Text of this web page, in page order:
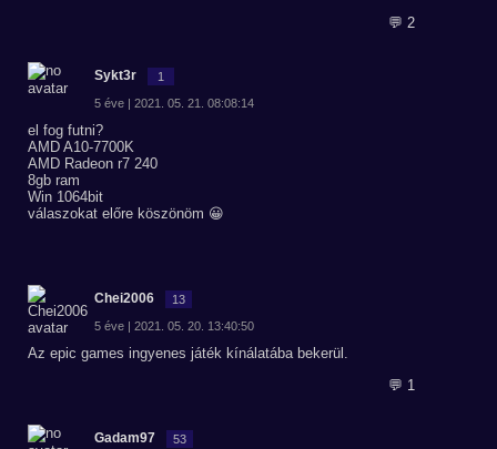
💬 2
Sykt3r 1
5 éve | 2021. 05. 21. 08:08:14
el fog futni?
AMD A10-7700K
AMD Radeon r7 240
8gb ram
Win 1064bit
válaszokat előre köszönöm 😀
Chei2006 13
5 éve | 2021. 05. 20. 13:40:50
Az epic games ingyenes játék kínálatába bekerül.
💬 1
Gadam97 53